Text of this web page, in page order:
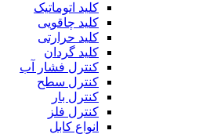
کلید اتوماتیک
کلید چاقویی
کلید حرارتی
کلید گردان
کنترل فشار آب
کنترل سطح
کنترل بار
کنترل فلز
انواع کابل